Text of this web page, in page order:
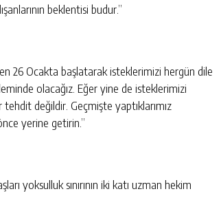
beklentisi budur.”
26 Ocakta başlatarak isteklerimizi hergün dile
olacağız. Eğer yine de isteklerimizi
değildir. Geçmişte yaptıklarımız
yerine getirin.”
yoksulluk sınırının iki katı uzman hekim